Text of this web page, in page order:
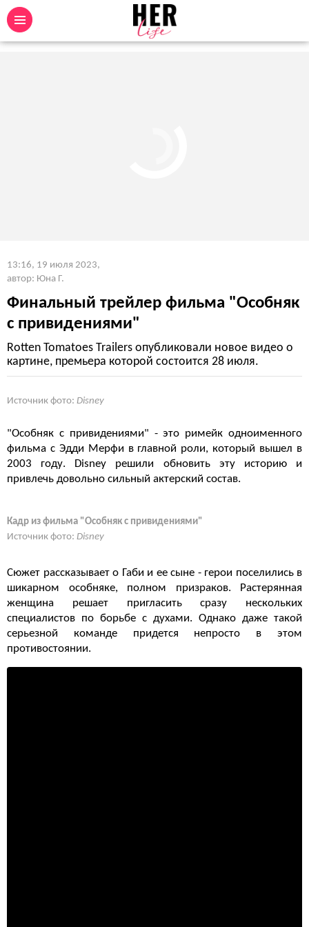
13:16, 19 июля 2023,
автор: Юна Г.
Финальный трейлер фильма "Особняк
с привидениями"
Rotten Tomatoes Trailers опубликовали новое видео о
картине, премьера которой состоится 28 июля.
Источник фото: Disney
"Особняк с привидениями" - это римейк одноименного
фильма с Эдди Мерфи в главной роли, который вышел в
2003 году. Disney решили обновить эту историю и
привлечь довольно сильный актерский состав.
Кадр из фильма "Особняк с привидениями"
Источник фото: Disney
Сюжет рассказывает о Габи и ее сыне - герои поселились в
шикарном особняке, полном призраков. Растерянная
женщина решает пригласить сразу нескольких
специалистов по борьбе с духами. Однако даже такой
серьезной команде придется непросто в этом
противостоянии.